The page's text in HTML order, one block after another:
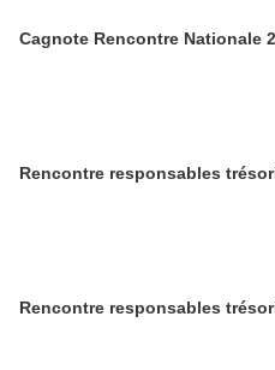
Cagnote Rencontre Nationale
Rencontre responsables
Rencontre responsables